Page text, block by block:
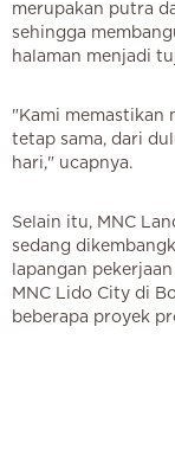
merupakan putra
sehingga
halaman menjadi
"Kami memastikan
tetap sama, dari
hari," ucapnya.
Selain itu, MNC
sedang
lapangan
MNC Lido City di
beberapa proyek